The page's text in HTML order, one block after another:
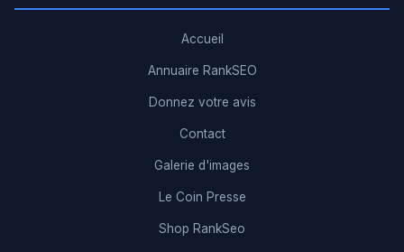
Accueil
Annuaire RankSEO
Donnez votre avis
Contact
Galerie d'images
Le Coin Presse
Shop RankSeo